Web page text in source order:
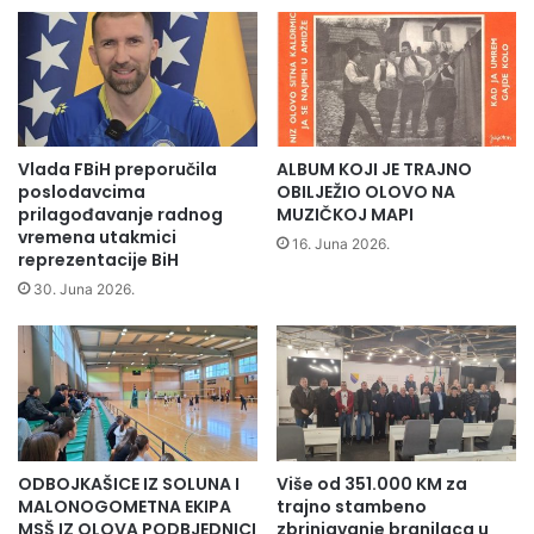
r
a
i
r
a
2
0
1
3
“
s
o
b
i
l
i
n
o
v
i
l
o
Vlada FBiH preporučila
poslodavcima
prilagođavanje radnog
vremena utakmici
reprezentacije BiH
30. Juna 2026.
ALBUM KOJI JE TRAJNO
OBILJEŽIO OLOVO NA
MUZIČKOJ MAPI
16. Juna 2026.
ODBOJKAŠICE IZ SOLUNA I
MALONOGOMETNA EKIPA
MSŠ IZ OLOVA PODBJEDNICI
Više od 351.000 KM za
trajno stambeno
zbrinjavanje branilaca u